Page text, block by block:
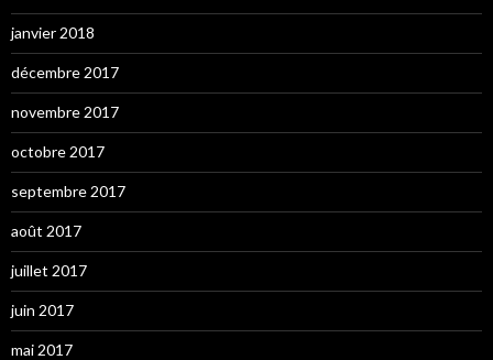
janvier 2018
décembre 2017
novembre 2017
octobre 2017
septembre 2017
août 2017
juillet 2017
juin 2017
mai 2017